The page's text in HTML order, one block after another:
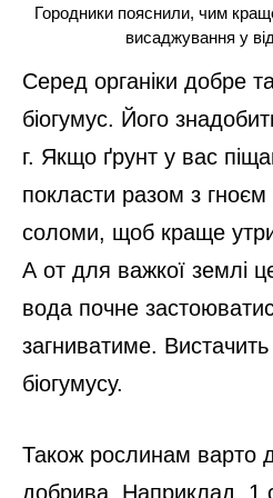
Городники пояснили, чим
висаджування у
Серед органіки добре
біогумус. Його
г. Якщо ґрунт у вас
покласти разом з гноєм
соломи, щоб краще
А от для важкої землі
вода почне
загниватиме.
біогумусу.
Також рослинам варто
добрива. Наприклад, 1